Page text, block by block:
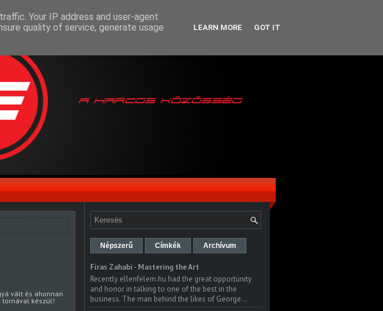
vált és ahonnan
tornával készül!
Népszerű Címkék Archívum
Firas Zahabi - Mastering the Art
Recently ellenfelem.hu had the great opportunity
and honor in talking to one of the best in the
business. The man behind the likes of George...
Your IP address and user-agent
quality of service, generate usage
LEARN MORE GOT IT